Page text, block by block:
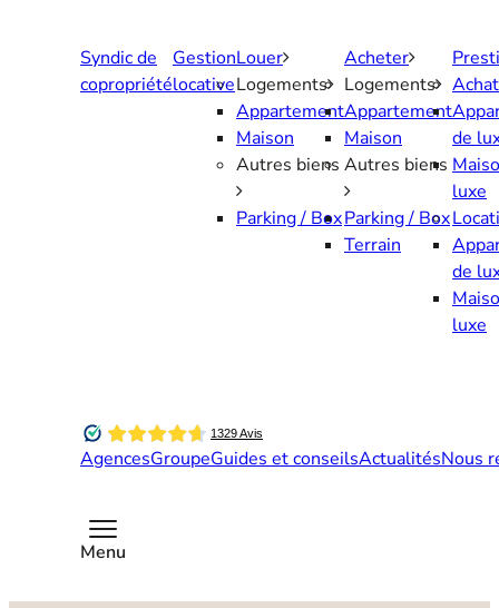
Syndic de
copropriété
Gestion
locative
Louer
Logements
Appartement
Maison
Autres biens
Parking / Box
Acheter
Logements
Appartement
Maison
Autres biens
Parking / Box
Terrain
Achat
de
luxe
de
luxe
AgencesGroupeGuides et conseilsActualitésNous
Menu